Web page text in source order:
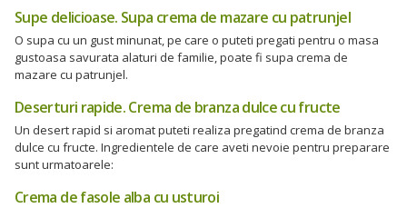
Supe delicioase. Supa crema de mazare cu patrunjel
O supa cu un gust minunat, pe care o puteti pregati pentru o masa
gustoasa savurata alaturi de familie, poate fi supa crema de
mazare cu patrunjel.
Deserturi rapide. Crema de branza dulce cu fructe
Un desert rapid si aromat puteti realiza pregatind crema de branza
dulce cu fructe. Ingredientele de care aveti nevoie pentru preparare
sunt urmatoarele:
Crema de fasole alba cu usturoi